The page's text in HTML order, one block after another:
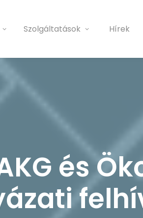
Szolgáltatások Hírek
és